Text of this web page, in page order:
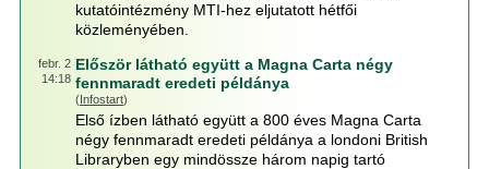
kutatóintézmény MTI-hez eljutatott hétfői
közleményében.
febr. 2
14:18
Először látható együtt a Magna Carta négy
fennmaradt eredeti példánya
(Infostart)
Első ízben látható együtt a 800 éves Magna Carta
négy fennmaradt eredeti példánya a londoni British
Libraryben egy mindössze három napig tartó